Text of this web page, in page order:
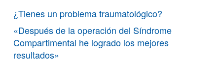
¿Tienes un problema traumatológico?
«Después de la operación del Síndrome
Compartimental he logrado los mejores
resultados»